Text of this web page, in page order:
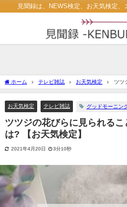
見聞録は、NEWS検定、お天気検定
ホーム テレビ雑誌 お天気検定
ツツ
点模様は? 【お天気検定】
お天気検定 テレビ雑誌 グッドモーニン
ツツジの花びらに見られる
は? 【お天気検定】
2021年4月20日 3分10秒